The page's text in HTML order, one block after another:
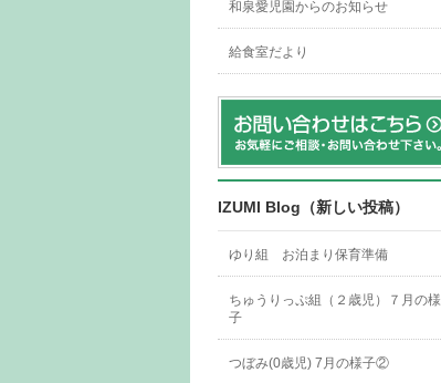
和泉愛児園からのお知らせ
給食室だより
IZUMI Blog（新しい投稿）
ゆり組 お泊まり保育準備
ちゅうりっぷ組（２歳児）７月の様
子
つぼみ(0歳児) 7月の様子②